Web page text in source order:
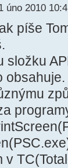
úno 2010
píše
složku
v